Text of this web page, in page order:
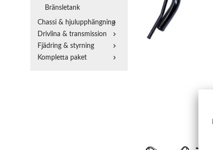
Bränsletank
Chassi & hjulupphängning
Drivlina & transmission
Fjädring & styrning
Kompletta paket